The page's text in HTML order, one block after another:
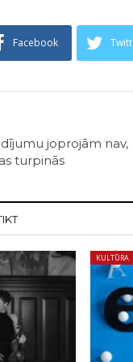
Facebook
joprojām nav,
turpinās
KULTŪRA